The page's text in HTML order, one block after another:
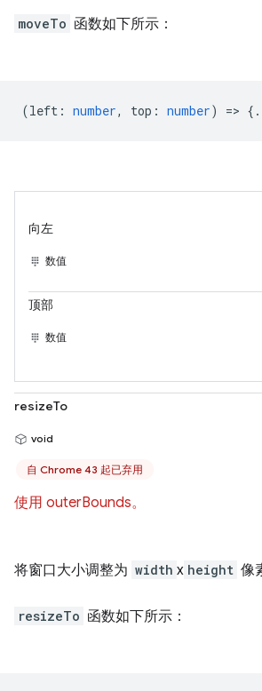
moveTo 函数如下所示：
(left : number, top : number) =>
向左
数值
顶部
数值
resizeTo
void
自 Chrome 43 起已弃用
使用 outerBounds。
将窗口大小调整为 width x height 像
resizeTo 函数如下所示：